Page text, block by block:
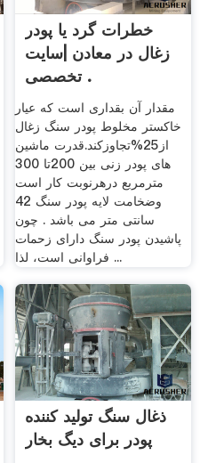
خطرات گرد یا پودر
زغال در معادن |سایت
تخصصی .
مقدار آن بقداری است که عیار
خاکستر مخلوط پودر سنگ زغال
از25%تجاوزکند.قدرت ماشین
های پودر زنی بین 200تا 300
مترمربع درهرنوبت کار است
وضخامت لایه پودر سنگ 42
سانتی متر می باشد . چون
پاشیدن پودر سنگ دارای زحمات
فراوانی است، لذا ...
ذغال سنگ تولید کننده
پودر برای دیگ بخار